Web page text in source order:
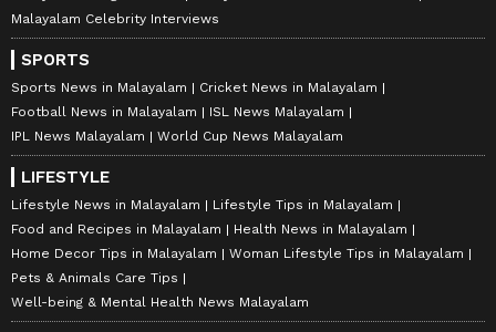
Malayalam Celebrity Interviews
SPORTS
Sports News in Malayalam
Cricket News in Malayalam
Football News in Malayalam
ISL News Malayalam
IPL News Malayalam
World Cup News Malayalam
LIFESTYLE
Lifestyle News in Malayalam
Lifestyle Tips in Malayalam
Food and Recipes in Malayalam
Health News in Malayalam
Home Decor Tips in Malayalam
Woman Lifestyle Tips in Malayalam
Pets & Animals Care Tips
Well-being & Mental Health News Malayalam